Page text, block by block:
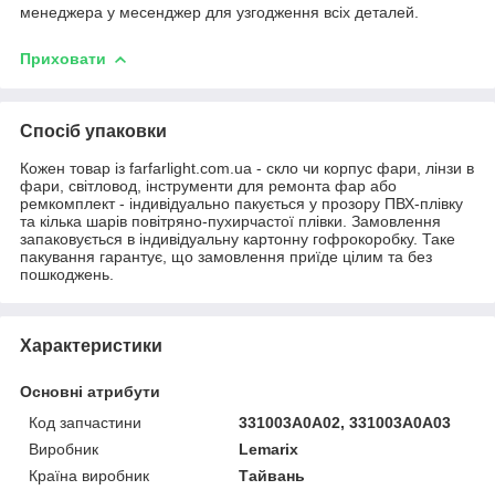
менеджера у месенджер для узгодження всіх деталей.
Приховати
Спосіб упаковки
Кожен товар із farfarlight.com.ua - скло чи корпус фари, лінзи в
фари, світловод, інструменти для ремонта фар або
ремкомплект - індивідуально пакується у прозору ПВХ-плівку
та кілька шарів повітряно-пухирчастої плівки. Замовлення
запаковується в індивідуальну картонну гофрокоробку. Таке
пакування гарантує, що замовлення приїде цілим та без
пошкоджень.
Характеристики
Основні атрибути
Код запчастини
331003A0A02, 331003A0A03
Виробник
Lemarix
Країна виробник
Тайвань